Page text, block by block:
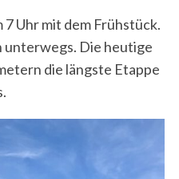
Uhr mit dem Frühstück.
unterwegs. Die heutige
die längste Etappe